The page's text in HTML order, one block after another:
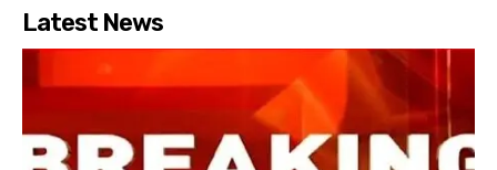
Latest News